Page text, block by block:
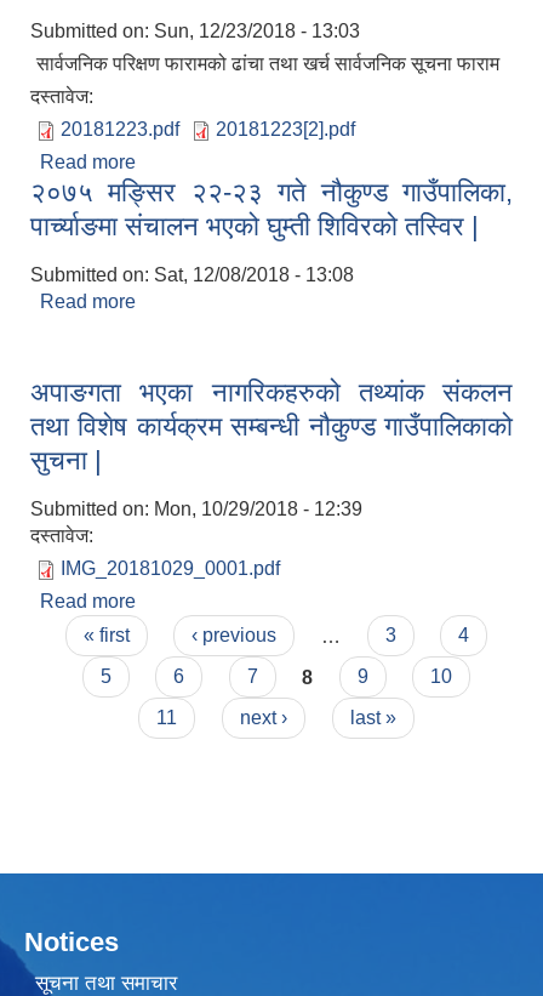
Submitted on: Sun, 12/23/2018 - 13:03
सार्वजनिक परिक्षण फारामको ढांचा तथा खर्च सार्वजनिक सूचना फाराम
दस्तावेज:
20181223.pdf
20181223[2].pdf
Read more
२०७५ मङ्सिर २२-२३ गते नौकुण्ड गाउँपालिका,
पार्च्याङमा संचालन भएको घुम्ती शिविरको तस्विर |
Submitted on: Sat, 12/08/2018 - 13:08
Read more
अपाङगता भएका नागरिकहरुको तथ्यांक संकलन
तथा विशेष कार्यक्रम सम्बन्धी नौकुण्ड गाउँपालिकाको
सुचना |
Submitted on: Mon, 10/29/2018 - 12:39
दस्तावेज:
IMG_20181029_0001.pdf
Read more
तथा विशेष कार्यक्रम सम्बन्धी नौकुण्ड गाउँपालिकाको सुचना |
Pages
« first ‹ previous 3
4
5
6 7 8 9
10
11
next › last »
Notices
सूचना तथा समाचार